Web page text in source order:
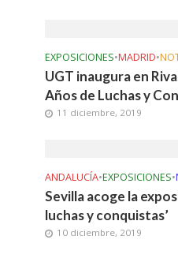
EXPOSICIONES•MADRID•
UGT inaugura en
Años de Luchas y
11 diciembre, 2019
ANDALUCÍA•EXPOSICIONES•
Sevilla acoge la
luchas y conquistas’
10 diciembre, 2019